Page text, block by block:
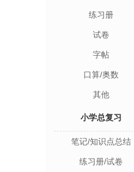
练习册
试卷
字帖
口算/奥数
其他
小学总复习
笔记/知识点总结
练习册/试卷